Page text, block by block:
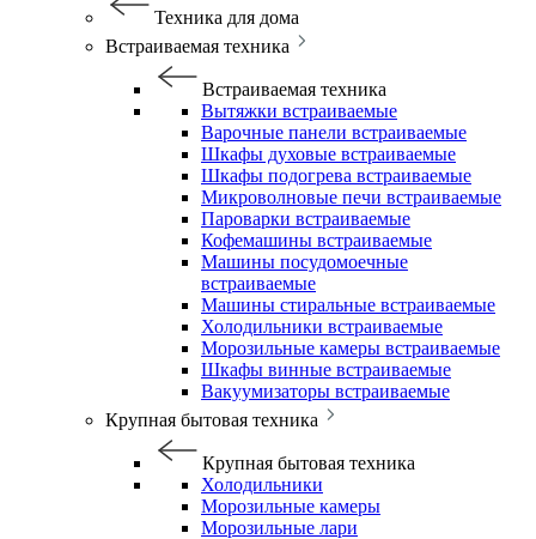
Техника для дома
Встраиваемая техника
Встраиваемая техника
Вытяжки встраиваемые
Варочные панели встраиваемые
Шкафы духовые встраиваемые
Шкафы подогрева встраиваемые
Микроволновые печи встраиваемые
Пароварки встраиваемые
Кофемашины встраиваемые
Машины посудомоечные
встраиваемые
Машины стиральные встраиваемые
Холодильники встраиваемые
Морозильные камеры встраиваемые
Шкафы винные встраиваемые
Вакуумизаторы встраиваемые
Крупная бытовая техника
Крупная бытовая техника
Холодильники
Морозильные камеры
Морозильные лари